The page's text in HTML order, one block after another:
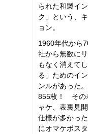
られた和製イ
ク」という、
ョン。
1960年代から
社から無数に
もなく消えて
る」ためのイ
ンルがあった
855枚！ その
ャケ、表裏見
仕様が多かっ
にオマケポス